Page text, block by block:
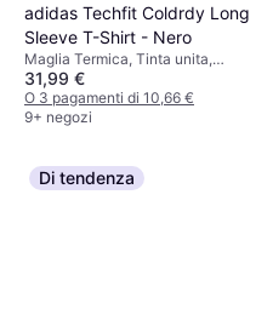
adidas Techfit Coldrdy Long
Sleeve T-Shirt - Nero
Maglia Termica, Tinta unita,
Materiale:
Elastane/Lycra/Spandex,
Poliestere
31,99 €
O 3 pagamenti di 10,66 €
9+ negozi
Di tendenza